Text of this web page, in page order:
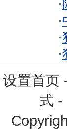
·
·
·
·
设置首页
式 -